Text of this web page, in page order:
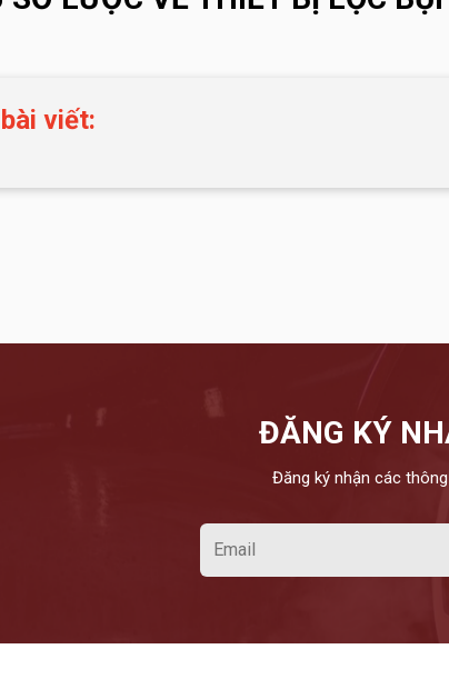
viết:
ĐĂNG KÝ
Đăng ký nhận các